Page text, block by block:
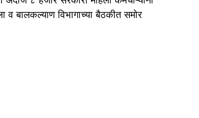
बालकल्याण विभागाच्या बैठकीत समोर